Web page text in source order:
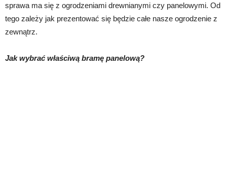
sprawa ma się z ogrodzeniami drewnianymi czy panelowymi. Od
tego zależy jak prezentować się będzie całe nasze ogrodzenie z
zewnątrz.
Jak wybrać właściwą bramę panelową?